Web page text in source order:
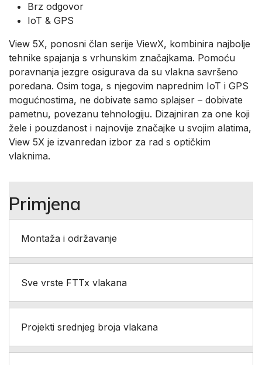
Brz odgovor
IoT & GPS
View 5X, ponosni član serije ViewX, kombinira najbolje
tehnike spajanja s vrhunskim značajkama. Pomoću
poravnanja jezgre osigurava da su vlakna savršeno
poredana. Osim toga, s njegovim naprednim IoT i GPS
mogućnostima, ne dobivate samo splajser – dobivate
pametnu, povezanu tehnologiju. Dizajniran za one koji
žele i pouzdanost i najnovije značajke u svojim alatima,
View 5X je izvanredan izbor za rad s optičkim
vlaknima.
Primjena
Montaža i održavanje
Sve vrste FTTx vlakana
Projekti srednjeg broja vlakana